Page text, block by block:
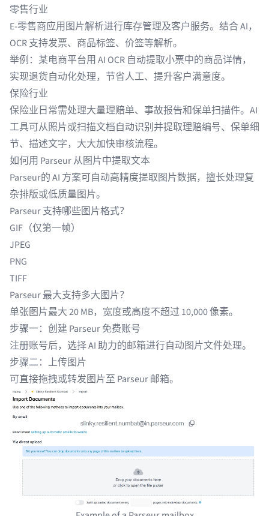
零售行业
E-零售商应用图片解析进行库存管理及客户服务。结合 AI，
OCR 支持发票、商品标签、价签等解析。
举例：某电商平台用 AI OCR 自动提取小票中的商品详情，
实现退货自动化处理，节省人工、提升客户满意度。
保险行业
保险业日常需处理大量理赔单、事故报告和保单扫描件。AI
工具可从照片或扫描文档自动识别并提取理赔编号、保单细
节、描述文字，大大加快审核流程。
如何用 Parseur 从图片中提取文本
Parseur的 AI 方案可自动高精度提取图片数据，擅长处理复
杂排版或低质量图片。
Parseur 支持哪些图片格式？
GIF（仅第一帧）
JPEG
PNG
TIFF
Parseur 最大支持多大图片？
单张图片最大 20 MB，宽度或高度不超过 10,000 像素。
步骤一：创建 Parseur 免费账号
注册账号后，选择 AI 助力的邮箱进行自动图片文件处理。
步骤二：上传图片
可直接拖拽或转发图片至 Parseur 邮箱。